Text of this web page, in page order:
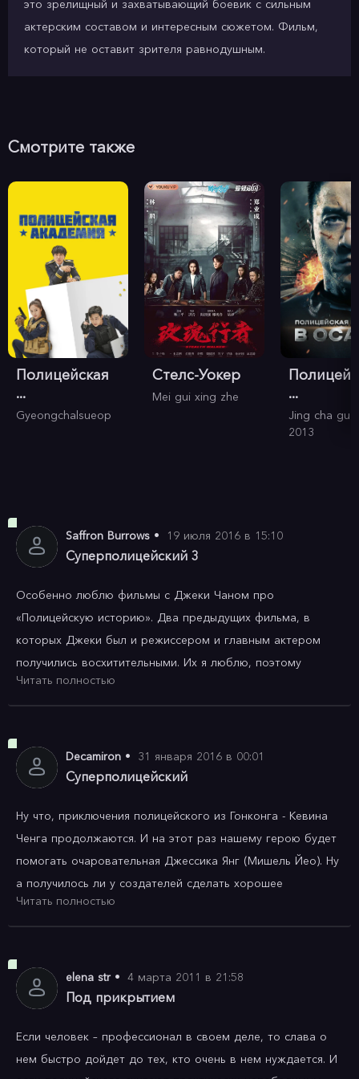
это зрелищный и захватывающий боевик с сильным
актерским составом и интересным сюжетом. Фильм,
который не оставит зрителя равнодушным.
Смотрите также
Полицейская
...
Gyeongchalsueop
Стелс-Уокер
Mei gui xing zhe
...
Jing cha gu
2013
Saffron Burrows • 19 июля 2016 в 15:10
Суперполицейский 3
Особенно люблю фильмы с Джеки Чаном про
«Полицейскую историю». Два предыдущих фильма, в
которых Джеки был и режиссером и главным актером
получились восхитительными. Их я люблю, поэтому
третью часть не мог не посмотреть. Ее снял уже не
Джеки, а в режиссерском кресле сидел Стэнли Тонг.
конечно же с полным комплектом невероятных трюков,
которые выполнял сам Джеки Чан.
Мы видим полицейскую историю Кевина. Его называют
суперполицейским, ведь он может выполнить абсолютно
любое задание. На этот раз ему придется работать под
прикрытием вместе с обольстительной капитаншей Енг
верхушку наркоторговцев и посадить их за решетку…
смотрелись с широко открытыми глазами. Даже не
верилось, что он пошел на такие сложные и опасные
Читать полностью
Decamiron • 31 января 2016 в 00:01
Суперполицейский
Ну что, приключения полицейского из Гонконга - Кевина
Ченга продолжаются. И на этот раз нашему герою будет
помогать очаровательная Джессика Янг (Мишель Йео). Ну
а получилось ли у создателей сделать хорошее
продолжение первых двух фильмов о похождениях
отважного полицейского, давайте узнаем!
Сюжет - сюжет в фильме хорош, всем известный
полицейский Кевин Ченг отправляется помочь одному из
'Суперполицейскому' на протяжении всего фильма будет
директор китайского Интерпола - Джессика Янг. Сюжет в
Читать полностью
elena str • 4 марта 2011 в 21:58
Под прикрытием
Если человек – профессионал в своем деле, то слава о
нем быстро дойдет до тех, кто очень в нем нуждается. И